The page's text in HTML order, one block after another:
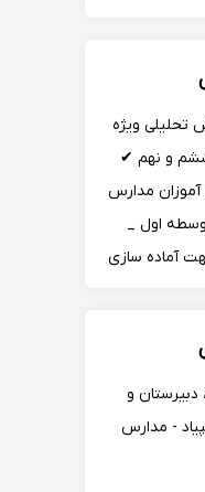
ویژه
و نهم ✔
مدارس
اول _
آماده سازی
✔ تدریس
دبیرستان و
- مدارس